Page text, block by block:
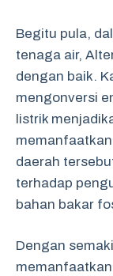
Begitu pula,
tenaga air,
dengan baik.
mengonversi
listrik
daerah
terhadap
bahan bakar
Dengan